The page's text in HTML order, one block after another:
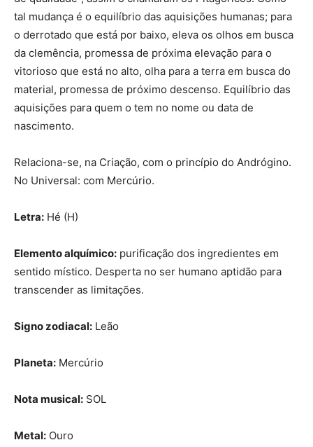
tal mudança é o equilíbrio das aquisições humanas; para
o derrotado que está por baixo, eleva os olhos em busca
da clemência, promessa de próxima elevação para o
vitorioso que está no alto, olha para a terra em busca do
material, promessa de próximo descenso. Equilíbrio das
aquisições para quem o tem no nome ou data de
nascimento.
Relaciona-se, na Criação, com o princípio do Andrógino.
No Universal: com Mercúrio.
Letra: Hé (H)
Elemento alquímico: purificação dos ingredientes em
sentido místico. Desperta no ser humano aptidão para
transcender as limitações.
Signo zodiacal: Leão
Planeta: Mercúrio
Nota musical: SOL
Metal: Ouro